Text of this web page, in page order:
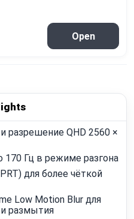
Open
разрешение QHD 2560 ×
170 Гц в режиме разгона
для более чёткой
Low Motion Blur для
размытия